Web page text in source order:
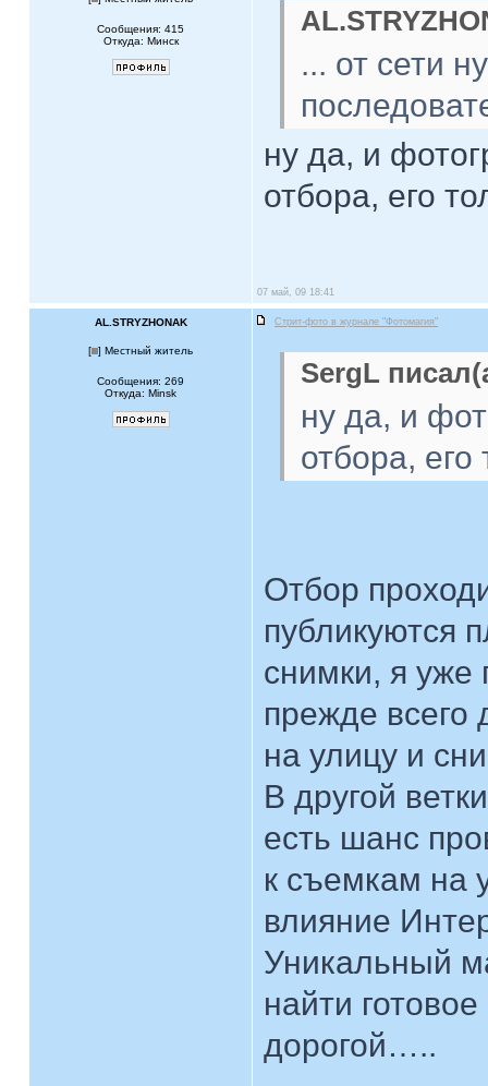
Сообщения: 415
Откуда: Минск
... от сети
ну да, и
отбора, его
07 май, 09 18:41
AL.STRYZHONAK Стрит-фото в журнале "Фотомагия"
[ ] Местный житель
Сообщения: 269
Откуда: Minsk
SergL
ну да, и
отбора, его
Отбор
публикуются
снимки, я
прежде
на улицу и
В другой
есть шанс
к съемкам на
влияние
Уникальный
найти
дорогой…..